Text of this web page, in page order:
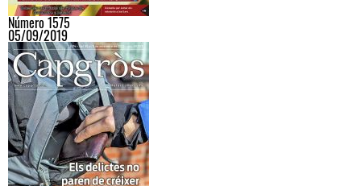
Número 1575
05/09/2019